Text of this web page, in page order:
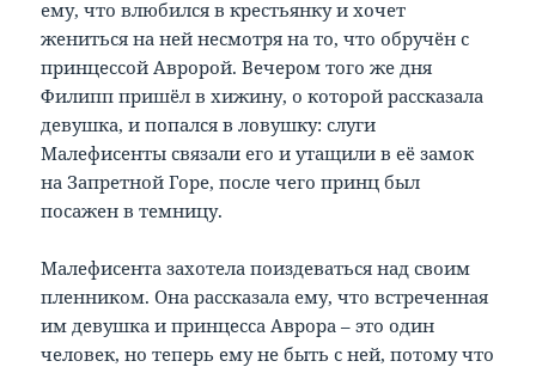
ему, что влюбился в крестьянку и хочет
жениться на ней несмотря на то, что обручён с
принцессой Авророй. Вечером того же дня
Филипп пришёл в хижину, о которой рассказала
девушка, и попался в ловушку: слуги
Малефисенты связали его и утащили в её замок
на Запретной Горе, после чего принц был
посажен в темницу.
Малефисента захотела поиздеваться над своим
пленником. Она рассказала ему, что встреченная
им девушка и принцесса Аврора – это один
человек, но теперь ему не быть с ней, потому что